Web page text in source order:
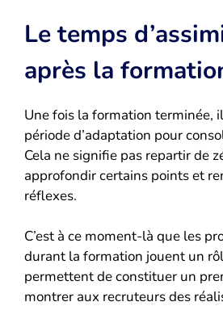
Le temps
après la
Une fois la formation terminée,
période d’adaptation pour
Cela ne signifie pas repartir de
approfondir certains points et
réflexes.
C’est à ce moment-là que les
durant la formation jouent un
permettent de constituer un
montrer aux recruteurs des